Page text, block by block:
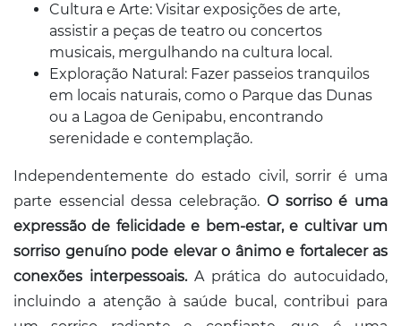
Cultura e Arte: Visitar exposições de arte,
assistir a peças de teatro ou concertos
musicais, mergulhando na cultura local.
Exploração Natural: Fazer passeios tranquilos
em locais naturais, como o Parque das Dunas
ou a Lagoa de Genipabu, encontrando
serenidade e contemplação.
Independentemente do estado civil, sorrir é uma
parte essencial dessa celebração. O sorriso é uma
expressão de felicidade e bem-estar, e cultivar um
sorriso genuíno pode elevar o ânimo e fortalecer as
conexões interpessoais. A prática do autocuidado,
incluindo a atenção à saúde bucal, contribui para